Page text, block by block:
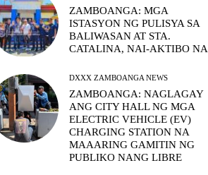
ZAMBOANGA: MGA
ISTASYON NG PULISYA SA
BALIWASAN AT STA.
CATALINA, NAI-AKTIBO NA
DXXX ZAMBOANGA NEWS
ZAMBOANGA: NAGLAGAY
ANG CITY HALL NG MGA
ELECTRIC VEHICLE (EV)
CHARGING STATION NA
MAAARING GAMITIN NG
PUBLIKO NANG LIBRE